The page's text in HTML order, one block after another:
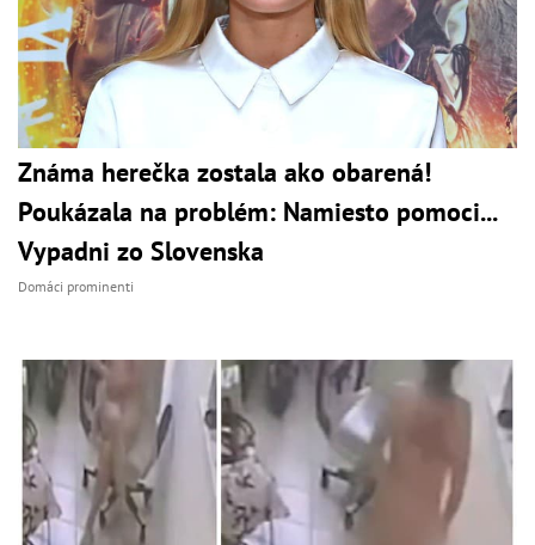
Známa herečka zostala ako obarená!
Poukázala na problém: Namiesto pomoci...
Vypadni zo Slovenska
Domáci prominenti